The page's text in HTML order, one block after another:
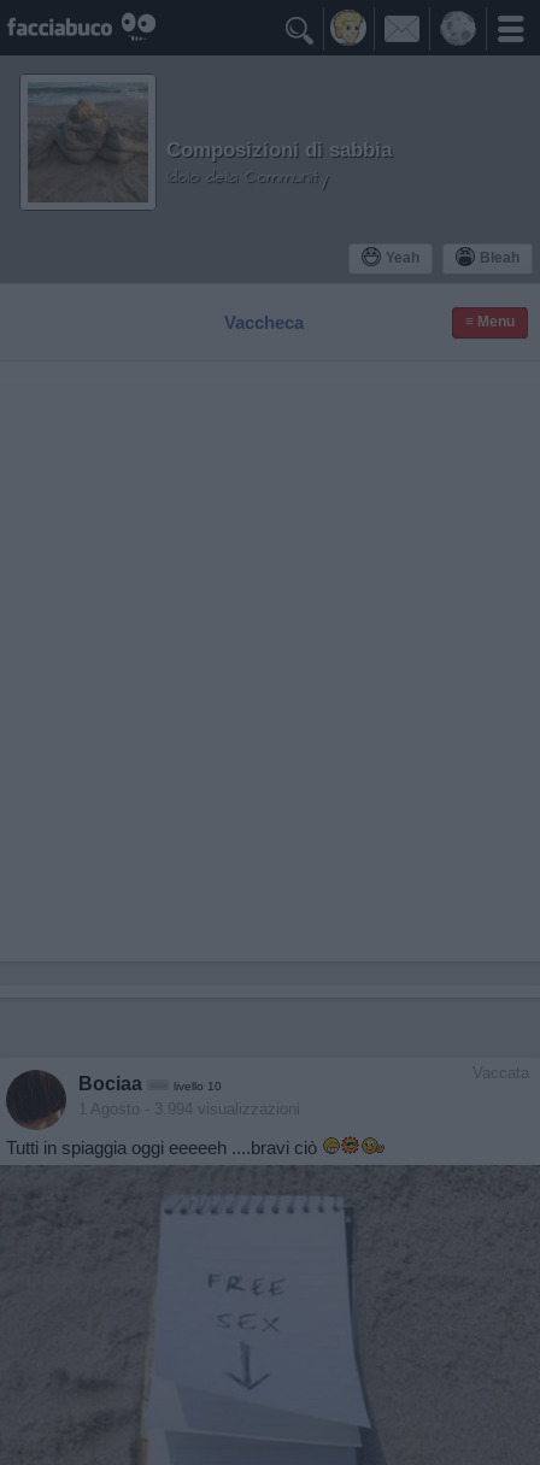

Yeah Bleah
Composizioni di sabbia
Idolo della Community
Vaccheca ≡ Menu
Vaccata
Bociaa livello 10
1 Agosto - 3.994 visualizzazioni
Tutti in spiaggia oggi eeeeeh ....bravi ciò